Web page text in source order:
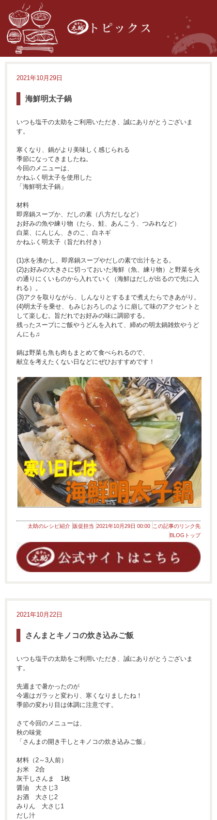
2021年10月29日
海鮮明太子鍋
いつも塩干の太助をご利用いただき、誠にありがとうございま
す。
寒くなり、鍋がより美味しく感じられる
季節になってきましたね。
今回のメニューは、
かねふく明太子を使用した
「海鮮明太子鍋」
材料
即席鍋スープか、だしの素（八方だしなど）
お好みの魚や練り物（たら、鮭、あんこう、つみれなど）
白菜、にんじん、きのこ、白ネギ
かねふく明太子（旨だれ付き）
(1)水を沸かし、即席鍋スープやだしの素で出汁をとる。
(2)お好みの大きさに切っておいた海鮮（魚、練り物）と野菜を火
の通りにくいものから入れていく（海鮮はだしが出るので先に入
れる）。
(3)アクを取りながら、しんなりとするまで煮えたらできあがり。
(4)明太子を乗せ、もみじおろしのように崩して味のアクセントと
して楽しむ。旨だれでお好みの味に調節する。
残ったスープにご飯やうどんを入れて、締めの明太鍋雑炊やうど
んにも♫
鍋は野菜も魚も肉もまとめて食べられるので、
献立を考えたくない日などにぜひおすすめです！
太助のレシピ紹介 販促担当 2021年10月29日 00:00 この記事のリンク先
BLOGトップ
2021年10月22日
さんまとキノコの炊き込みご飯
いつも塩干の太助をご利用いただき、誠にありがとうございま
す。
先週まで暑かったのが
今週はガラッと変わり、寒くなりましたね！
季節の変わり目は体調に注意です。
さて今回のメニューは、
秋の味覚
「さんまの開き干しとキノコの炊き込みご飯」
材料（2～3人前）
お米 2合
灰干しさんま 1枚
醤油 大さじ3
お酒 大さじ2
みりん 大さじ1
だし汁